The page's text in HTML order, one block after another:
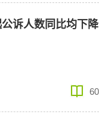
诉人数同比均下降
60